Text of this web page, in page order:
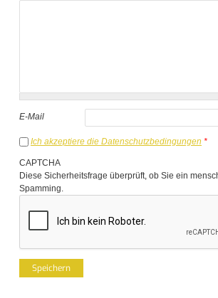
E-Mail
Ich akzeptiere die Datenschutzbedingungen *
CAPTCHA
Diese Sicherheitsfrage überprüft, ob Sie ein
Spamming.